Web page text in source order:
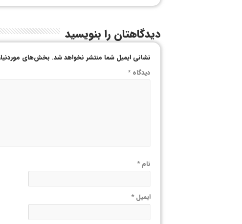
دیدگاهتان را بنویسید
نشانی ایمیل شما منتشر نخواهد شد. بخش‌های
دیدگاه*
نام*
ایمیل*